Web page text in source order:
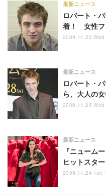
ロバート・
着！ 女性フ
最新ニュース
2009.11.25
ロバート・
ら、大人の
最新ニュース
2009.11.25
『ニューム
ヒットスタ
最新ニュース
2009.11.24 Tue